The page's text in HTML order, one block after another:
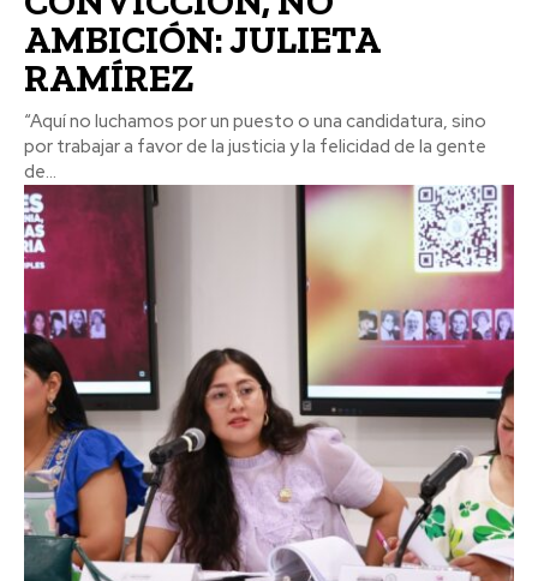
AMBICIÓN: JULIETA
RAMÍREZ
“Aquí no luchamos por un puesto o una candidatura, sino
por trabajar a favor de la justicia y la felicidad de la gente
de...